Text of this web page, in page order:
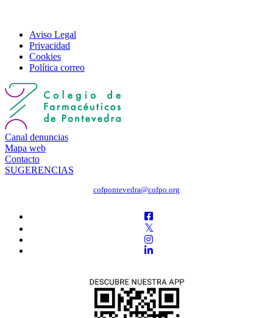
Aviso Legal
Privacidad
Cookies
Política correo
Canal denuncias
Mapa web
Contacto
SUGERENCIAS
cofpontevedra@cofpo.org